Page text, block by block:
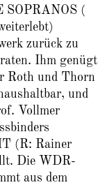
SOPRANOS (
zurück zu
Ihm genügt
Roth und Thorn
und
Vollmer
(R: Rainer
Die WDR-
aus dem